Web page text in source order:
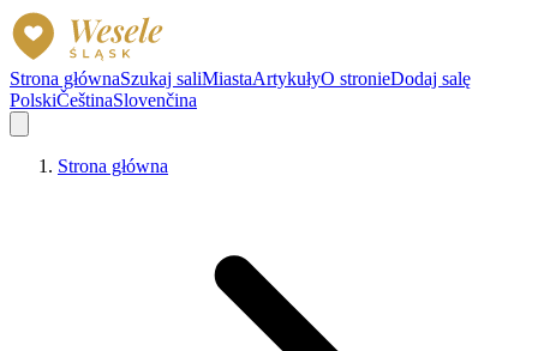
Strona głównaSzukaj saliMiastaArtykułyO stronieDodaj salę
PolskiČeštinaSlovenčina
Strona główna